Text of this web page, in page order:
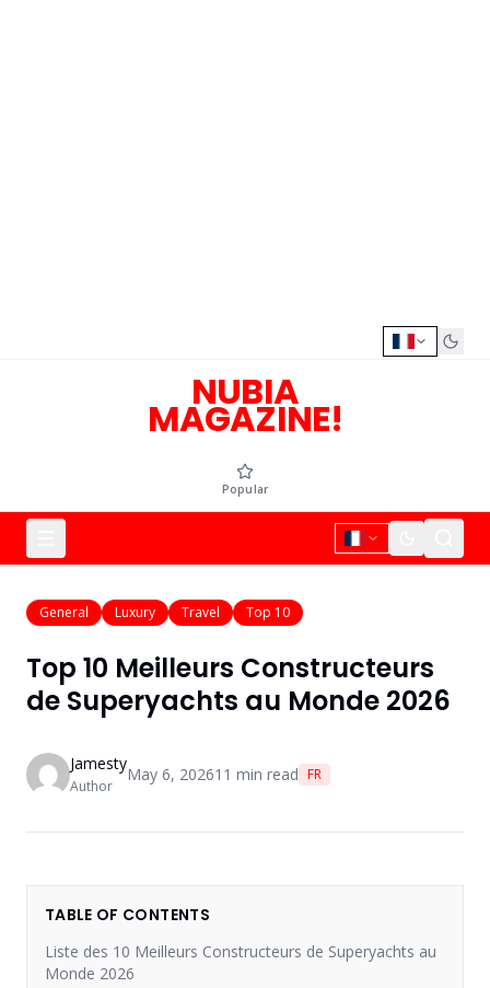
NUBIA
MAGAZINE!
Popular
General Luxury Travel Top 10
Top 10 Meilleurs Constructeurs
de Superyachts au Monde 2026
Jamesty
Author
May 6, 202611 min read FR
TABLE OF CONTENTS
Liste des 10 Meilleurs Constructeurs de Superyachts au
Monde 2026